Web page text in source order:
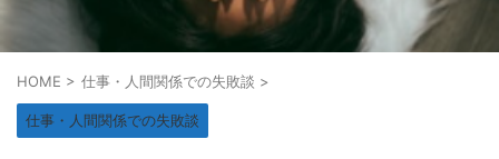
HOME > 仕事・人間関係での失敗談 >
仕事・人間関係での失敗談